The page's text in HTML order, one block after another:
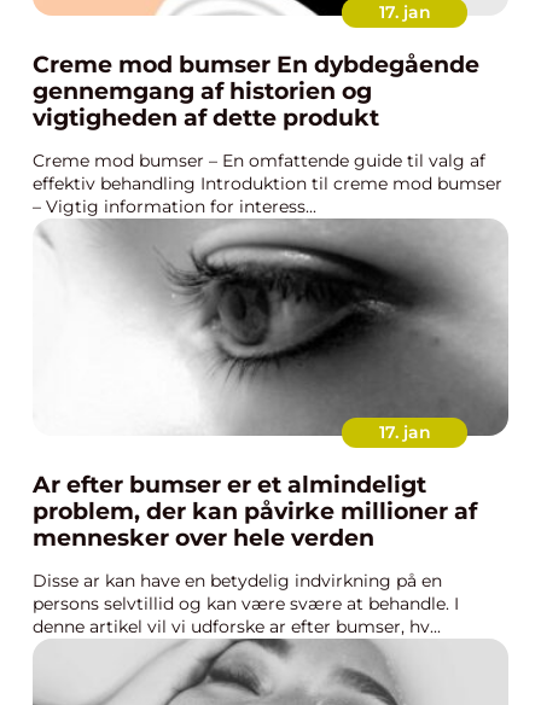
17. jan
Creme mod bumser En dybdegående
gennemgang af historien og
vigtigheden af dette produkt
Creme mod bumser – En omfattende guide til valg af
effektiv behandling Introduktion til creme mod bumser
– Vigtig information for interess...
17. jan
Ar efter bumser er et almindeligt
problem, der kan påvirke millioner af
mennesker over hele verden
Disse ar kan have en betydelig indvirkning på en
persons selvtillid og kan være svære at behandle. I
denne artikel vil vi udforske ar efter bumser, hv...